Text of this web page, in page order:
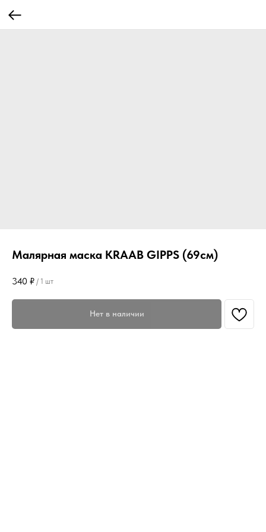
Малярная маска KRAAB GIPPS (69см)
340 ₽ / 1 шт
Нет в наличии